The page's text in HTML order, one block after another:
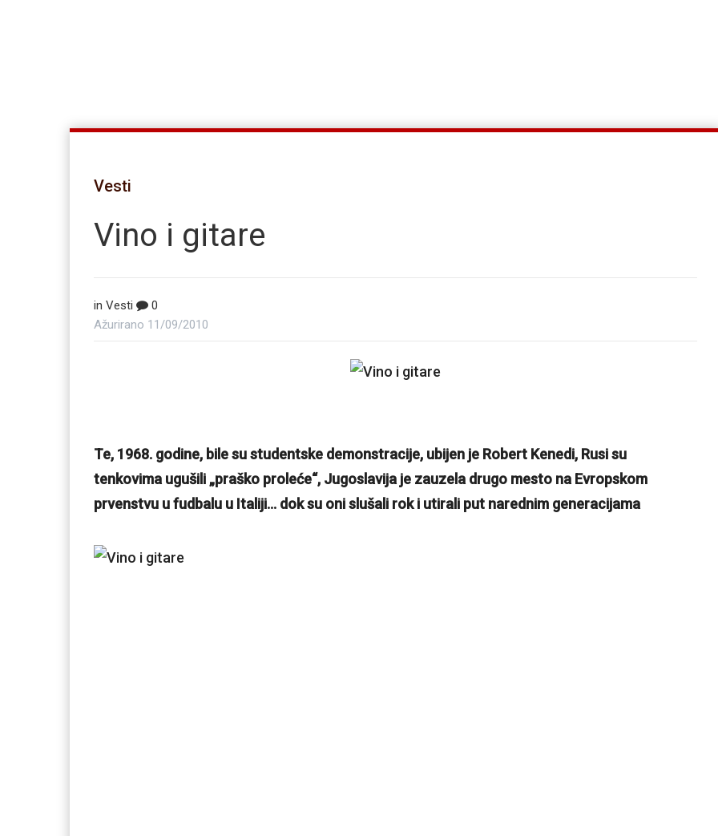
Vesti
Vino i gitare
in Vesti
0
Ažurirano 11/09/2010
Te, 1968. godine, bile su studentske demonstracije, ubijen je Robert Kenedi, Rusi su
tenkovima ugušili „praško proleće“, Jugoslavija je zauzela drugo mesto na Evropskom
prvenstvu u fudbalu u Italiji… dok su oni slušali rok i utirali put narednim generacijama